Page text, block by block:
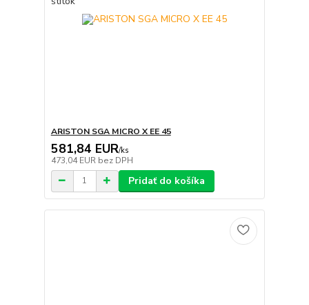
ARISTON SGA MICRO X EE 45
581,84 EUR/ks
473,04 EUR bez DPH
Pridať do košíka